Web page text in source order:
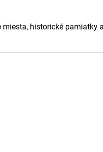
historické pamiatky